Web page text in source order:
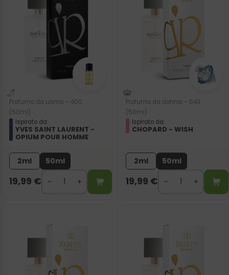
Profumo da uomo – 400
(50ml)
Ispirato da:
YVES SAINT LAURENT -
OPIUM POUR HOMME
2ml 50ml
19,99 €
Profumo da donna – 543
(50ml)
Ispirato da:
CHOPARD - WISH
2ml 50ml
19,99 €